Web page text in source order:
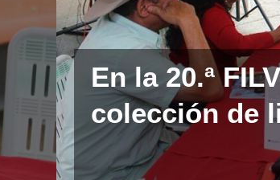
En la 20.ª
colección de